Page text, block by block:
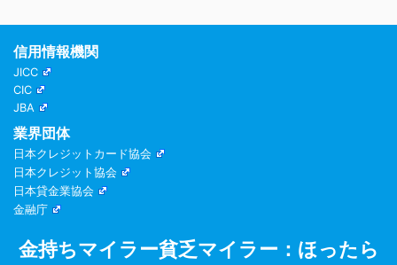
信用情報機関
JICC
CIC
JBA
業界団体
日本クレジットカード協会
日本クレジット協会
日本貸金業協会
金融庁
金持ちマイラー貧乏マイラー：ほったら